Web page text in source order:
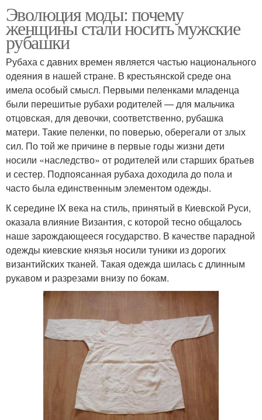
Эволюция моды: почему
женщины стали носить мужские
рубашки
Рубаха с давних времен является частью национального
одеяния в нашей стране. В крестьянской среде она
имела особый смысл. Первыми пеленками младенца
были перешитые рубахи родителей — для мальчика
отцовская, для девочки, соответственно, рубашка
матери. Такие пеленки, по поверью, оберегали от злых
сил. По той же причине в первые годы жизни дети
носили «наследство» от родителей или старших братьев
и сестер. Подпоясанная рубаха доходила до пола и
часто была единственным элементом одежды.
К середине IX века на стиль, принятый в Киевской Руси,
оказала влияние Византия, с которой тесно общалось
наше зарождающееся государство. В качестве парадной
одежды киевские князья носили туники из дорогих
византийских тканей. Такая одежда шилась с длинным
рукавом и разрезами внизу по бокам.